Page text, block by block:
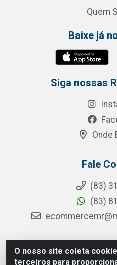
O nosso site coleta
terceiros para
Quem
Baixe já
Siga nossas
Onde
Fale
(83)
(83)
MR Distribuidora - Rua